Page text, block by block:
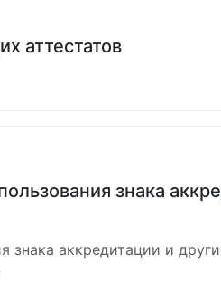
аттестатов
знака
аккредитации и